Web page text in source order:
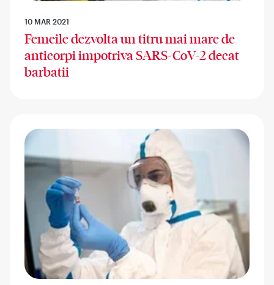
10 MAR 2021
Femeile dezvolta un titru mai mare de
anticorpi impotriva SARS-CoV-2 decat
barbatii